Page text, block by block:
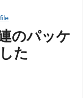
のパッケ
た